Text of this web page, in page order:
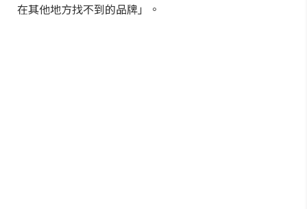
在其他地方找不到的品牌」。